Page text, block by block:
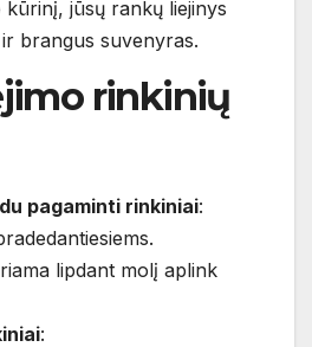
kūrinį, jūsų rankų liejinys
brangus suvenyras.
rinkinių
pagaminti rinkiniai:
lipdant molį aplink
: